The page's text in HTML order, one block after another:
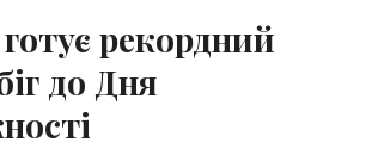
рекордний
до Дня